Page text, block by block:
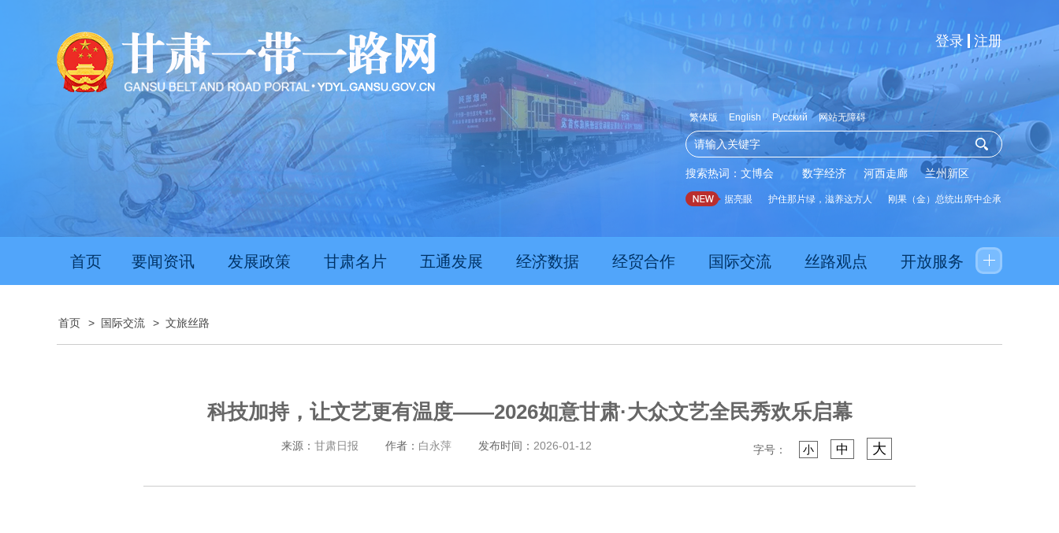
登录 注册
繁体版 English Русский 网站无障碍
搜索热词： 文博会 数字经济 河西走廊 兰州新区
推动经济持续向新向优向好发展 甘肃上半年新质生产力发展数据亮眼 护住那片绿，滋养这方人 刚果（金）总统出席中企承建水厂启用仪式
首页 要闻资讯 发展政策 甘肃名片 五通发展 经济数据 经贸合作 国际交流 丝路观点 开放服务
首页 > 国际交流 > 文旅丝路
科技加持，让文艺更有温度——2026如意甘肃·大众文艺全民秀欢乐启幕
来源： 甘肃日报 作者： 白永萍 发布时间： 2026-01-12 字号： 小 中 大